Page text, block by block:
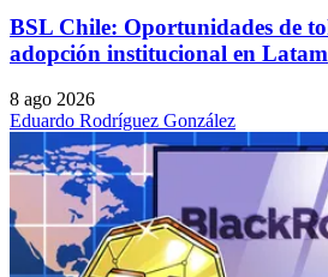
BSL Chile: Oportunidades de
adopción institucional en Latam
8 ago 2026
Eduardo Rodríguez González